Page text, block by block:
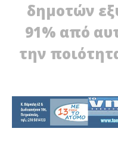
ΑΙΓΑΛΕΩ: ΤΟ
δημοτών
91% από
την